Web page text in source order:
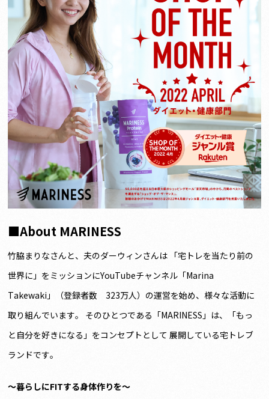
■About MARINESS
竹脇まりなさんと、夫のダーウィンさんは 「宅トレを当たり前の
世界に」をミッションにYouTubeチャンネル「Marina
Takewaki」（登録者数 323万人）の運営を始め、様々な活動に
取り組んでいます。 そのひとつである「MARINESS」は、「もっ
と自分を好きになる」をコンセプトとして 展開している宅トレブ
ランドです。
〜暮らしにFITする身体作りを〜